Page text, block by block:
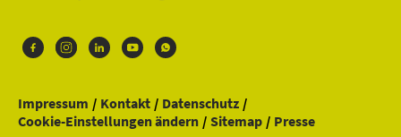
Impressum Kontakt
Datenschutz
Cookie-Einstellungen ändern
Sitemap Presse